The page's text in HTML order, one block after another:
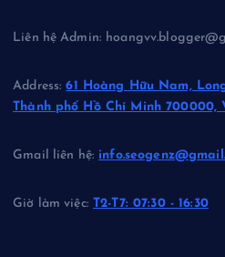
Liên hệ Admin:
Address:61 Hoàng Hữu Nam,
Thành phố Hồ Chí Minh 700000,
Gmail liên hệ:
Giờ làm việc:T2-T7: 07:30 - 16:30